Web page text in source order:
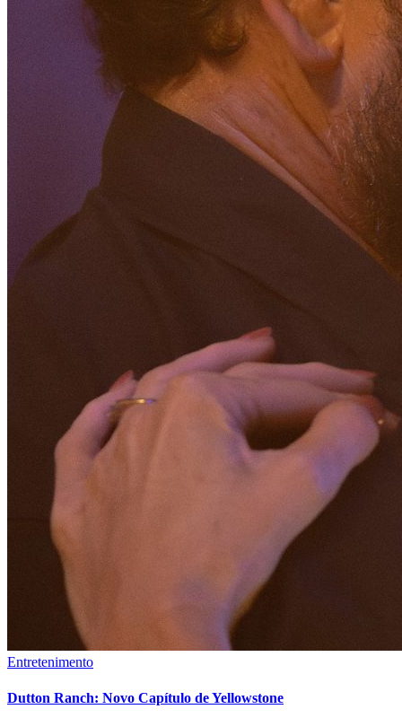
Entretenimento
Dutton Ranch: Novo Capítulo de Yellowstone